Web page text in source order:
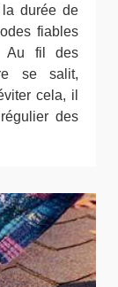
la durée de
fiables
Au fil des
se salit,
cela, il
des